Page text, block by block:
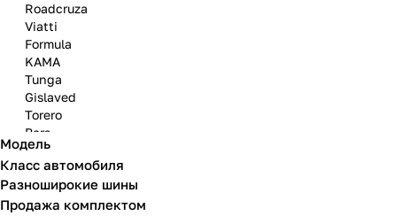
Roadcruza
Viatti
Formula
KAMA
Tunga
Gislaved
Torero
Bars
Attar
Bridgestone
Модель
Класс автомобиля
Разноширокие шины
Продажа комплектом